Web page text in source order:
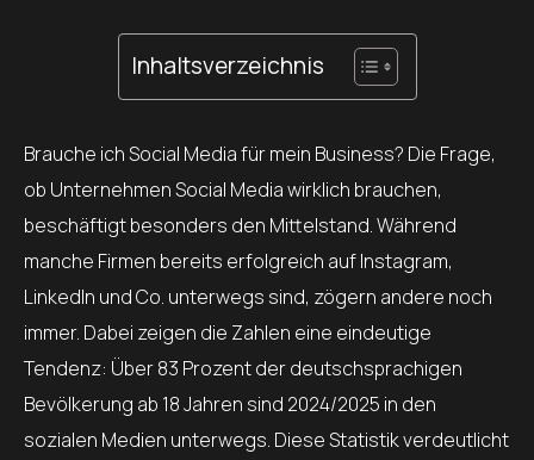
Inhaltsverzeichnis
Brauche ich Social Media für mein Business? Die Frage,
ob Unternehmen Social Media wirklich brauchen,
beschäftigt besonders den Mittelstand. Während
manche Firmen bereits erfolgreich auf Instagram,
LinkedIn und Co. unterwegs sind, zögern andere noch
immer. Dabei zeigen die Zahlen eine eindeutige
Tendenz: Über 83 Prozent der deutschsprachigen
Bevölkerung ab 18 Jahren sind 2024/2025 in den
sozialen Medien unterwegs. Diese Statistik verdeutlicht